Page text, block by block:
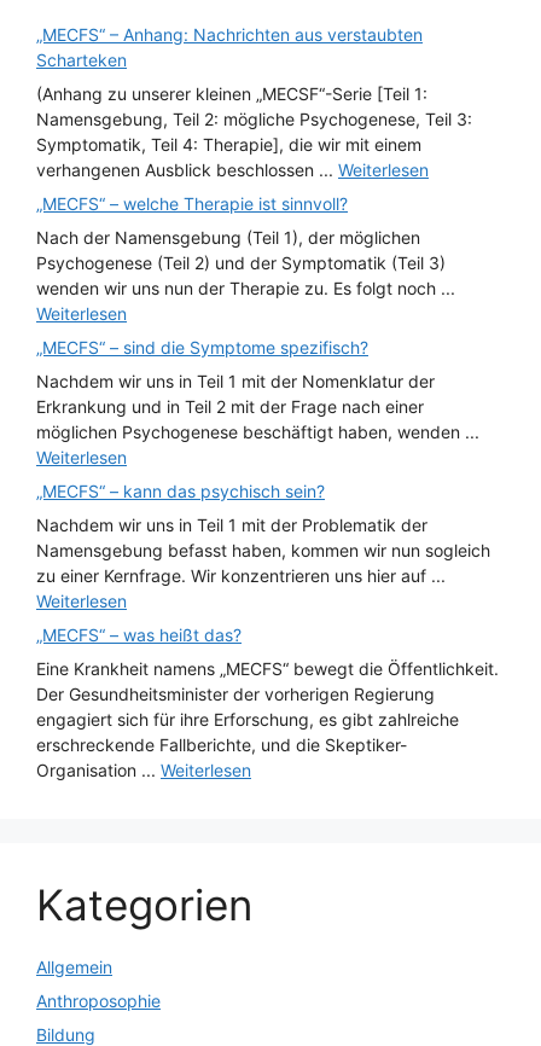
„MECFS“ – Anhang: Nachrichten aus verstaubten
Scharteken
(Anhang zu unserer kleinen „MECSF“-Serie [Teil 1:
Namensgebung, Teil 2: mögliche Psychogenese, Teil 3:
Symptomatik, Teil 4: Therapie], die wir mit einem
verhangenen Ausblick beschlossen ... Weiterlesen
„MECFS“ – welche Therapie ist sinnvoll?
Nach der Namensgebung (Teil 1), der möglichen
Psychogenese (Teil 2) und der Symptomatik (Teil 3)
wenden wir uns nun der Therapie zu. Es folgt noch ...
Weiterlesen
„MECFS“ – sind die Symptome spezifisch?
Nachdem wir uns in Teil 1 mit der Nomenklatur der
Erkrankung und in Teil 2 mit der Frage nach einer
möglichen Psychogenese beschäftigt haben, wenden ...
Weiterlesen
„MECFS“ – kann das psychisch sein?
Nachdem wir uns in Teil 1 mit der Problematik der
Namensgebung befasst haben, kommen wir nun sogleich
zu einer Kernfrage. Wir konzentrieren uns hier auf ...
Weiterlesen
„MECFS“ – was heißt das?
Eine Krankheit namens „MECFS“ bewegt die Öffentlichkeit.
Der Gesundheitsminister der vorherigen Regierung
engagiert sich für ihre Erforschung, es gibt zahlreiche
erschreckende Fallberichte, und die Skeptiker-
Organisation ... Weiterlesen
Kategorien
Allgemein
Anthroposophie
Bildung